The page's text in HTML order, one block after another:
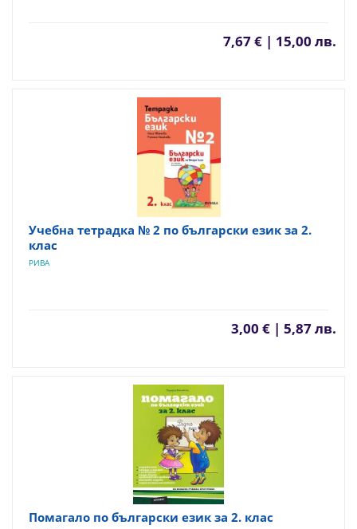
7,67 € | 15,00 лв.
Учебна тетрадка № 2 по български език за 2.
клас
РИВА
3,00 € | 5,87 лв.
Помагало по български език за 2. клас